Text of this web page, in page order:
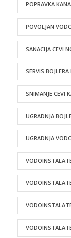
POPRAVKA
POVOLJAN
SANACIJA CEVI
SERVIS
SNIMANJE CEVI
UGRADNJA
UGRADNJA